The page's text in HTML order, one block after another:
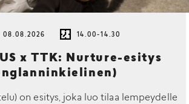
08.08.2026 14.00-14.30
x TTK: Nurture-esitys
on esitys, joka luo tilaa lempeydelle